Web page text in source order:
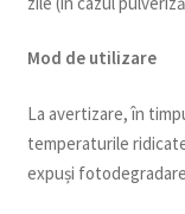
Mod de utilizare
La avertizare, în
temperaturile
expuși